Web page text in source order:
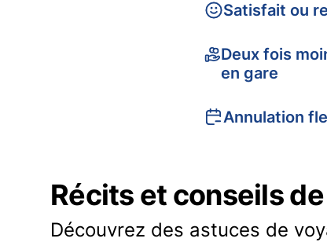
Satisfait ou
Deux fois
en gare
Annulation
Récits et conseils
Découvrez des astuces de